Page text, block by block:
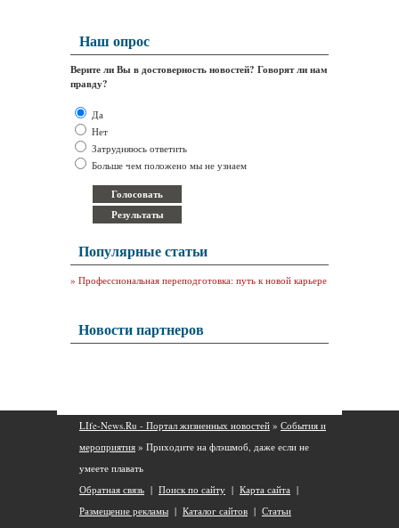
Наш опрос
Верите ли Вы в достоверность новостей? Говорят ли нам
правду?
Да
Нет
Затрудняюсь ответить
Больше чем положено мы не узнаем
Популярные статьи
» Профессиональная переподготовка: путь к новой карьере
Новости партнеров
LIfe-News.Ru - Портал жизненных новостей » События и
мероприятия » Приходите на флэшмоб, даже если не
умеете плавать
Обратная связь | Поиск по сайту | Карта сайта |
Размещение рекламы | Каталог сайтов | Статьи